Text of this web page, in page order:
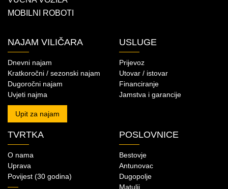
MOBILNI ROBOTI
NAJAM VILIČARA
Dnevni najam
Kratkoročni / sezonski najam
Dugoročni najam
Uvjeti najma
Upit za najam
USLUGE
Prijevoz
Utovar / istovar
Financiranje
Jamstva i garancije
TVRTKA
O nama
Uprava
Povijest (30 godina)
POSLOVNICE
Bestovje
Antunovac
Dugopolje
Matulji